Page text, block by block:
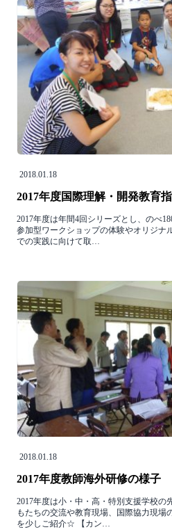
2018.01.18
2017年度国際理解・開発教育
2017年度は年間4回シリーズとし、のべ
参加型ワークショップの体験やオリジナ
での実践に向けて取…
2018.01.18
2017年度教師海外研修の様子
2017年度は小・中・高・特別支援学校の
もたちの交流や教育現場、国際協力現場
を少しご紹介☆ 【カン…